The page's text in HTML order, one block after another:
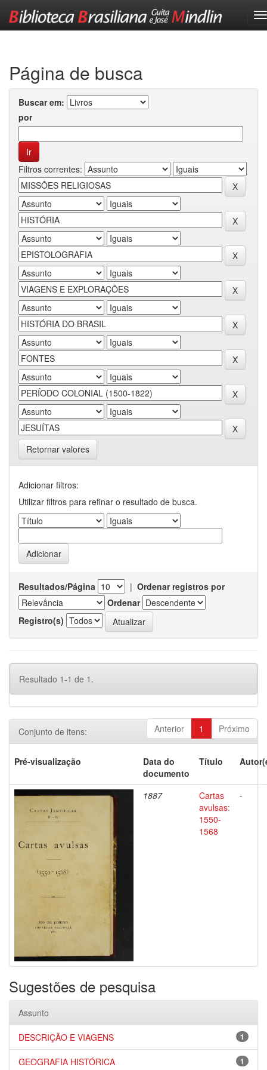
Página de busca
Buscar em:
por
Filtros correntes:
Retornar valores
Adicionar filtros:
Utilizar filtros para refinar o resultado de busca.
Resultados/Página | Ordenar registros por
Ordenar
Registro(s)
Resultado 1-1 de 1.
Anterior 1 Próximo
Conjunto de itens:
Pré-visualização
Data do
documento
Título
1887
Cartas
avulsas:
1550-
1568
-
Sugestões de pesquisa
Assunto
1
DESCRIÇÃO E VIAGENS
1
GEOGRAFIA HISTÓRICA